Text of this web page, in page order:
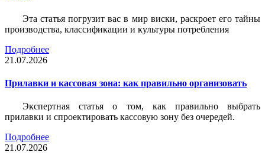
Эта статья погрузит вас в мир виски, раскроет его тайны
производства, классификации и культуры потребления
Подробнее
21.07.2026
Прилавки и кассовая зона: как правильно организовать
Экспертная статья о том, как правильно выбрать
прилавки и спроектировать кассовую зону без очередей.
Подробнее
21.07.2026